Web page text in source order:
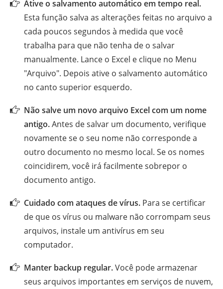
Ative o salvamento automático em tempo real.
Esta função salva as alterações feitas no arquivo a
cada poucos segundos à medida que você
trabalha para que não tenha de o salvar
manualmente. Lance o Excel e clique no Menu
"Arquivo". Depois ative o salvamento automático
no canto superior esquerdo.
Não salve um novo arquivo Excel com um nome
antigo.Antes de salvar um documento, verifique
novamente se o seu nome não corresponde a
outro documento no mesmo local. Se os nomes
coincidirem, você irá facilmente sobrepor o
documento antigo.
Cuidado com ataques de vírus. Para se certificar
de que os vírus ou malware não corrompam seus
arquivos, instale um antivírus em seu
computador.
Manter backup regular.Você pode armazenar
seus arquivos importantes em serviços de nuvem,